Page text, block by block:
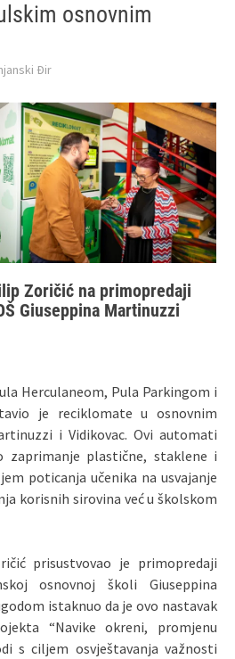
osnovnim
Đir
Zoričić na primopredaji
Giuseppina Martinuzzi
Herculaneom, Pula Parkingom i
je reciklomate u osnovnim
i Vidikovac. Ovi automati
zaprimanje plastične, staklene i
poticanja učenika na usvajanje
korisnih sirovina već u školskom
prisustvovao je primopredaji
osnovnoj školi Giuseppina
istaknuo da je ovo nastavak
“Navike okreni, promjenu
s ciljem osvještavanja važnosti